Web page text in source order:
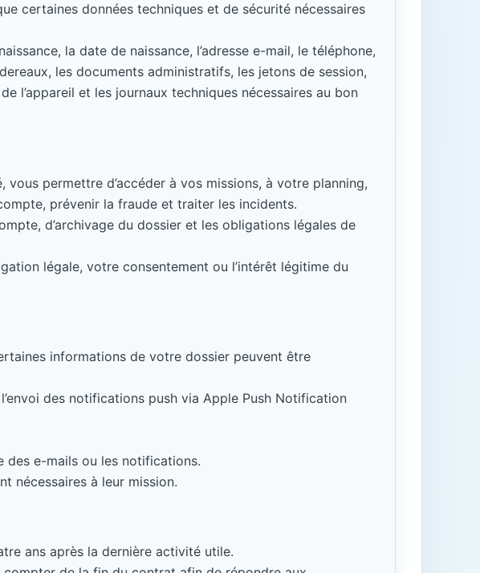
certaines données techniques et de sécurité nécessaires
la date de naissance, l’adresse e-mail, le téléphone,
les documents administratifs, les jetons de session,
l’appareil et les journaux techniques nécessaires au bon
permettre d’accéder à vos missions, à votre planning,
prévenir la fraude et traiter les incidents.
d’archivage du dossier et les obligations légales de
légale, votre consentement ou l’intérêt légitime du
informations de votre dossier peuvent être
des notifications push via Apple Push Notification
des e-mails ou les notifications.
nécessaires à leur mission.
ans après la dernière activité utile.